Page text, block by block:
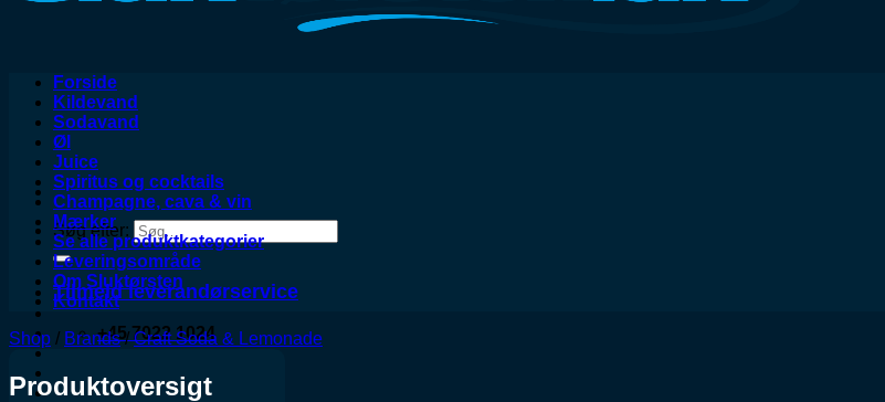
Søg efter:
Tilmeld leverandørservice
+45 7022 1024
Forside
Kildevand
Sodavand
Øl
Juice
Spiritus og cocktails
Champagne, cava & vin
Mærker
Se alle produktkategorier
Leveringsområde
Om Sluktørsten
Kontakt
Shop / Brands / Craft Soda & Lemonade
Produktoversigt